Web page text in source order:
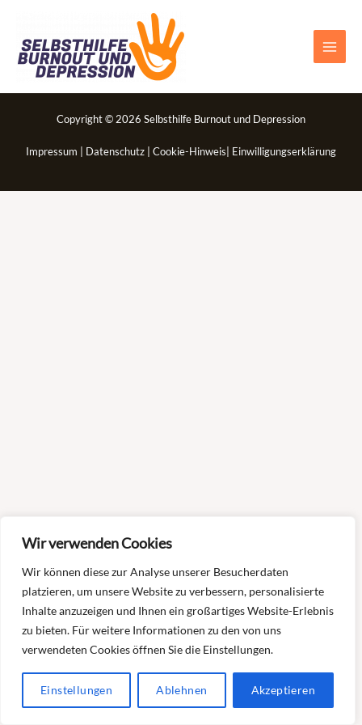
Wir verwenden Cookies
Wir können diese zur Analyse unserer Besucherdaten
platzieren, um unsere Website zu verbessern, personalisierte
Inhalte anzuzeigen und Ihnen ein großartiges Website-Erlebnis
zu bieten. Für weitere Informationen zu den von uns
verwendeten Cookies öffnen Sie die Einstellungen.
Einstellungen Ablehnen Akzeptieren
springen
Copyright © 2026 Selbsthilfe Burnout und Depression
Impressum Datenschutz Cookie-Hinweis Einwilligungserklärung